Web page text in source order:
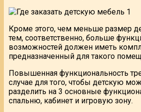
Кроме этого, чем меньше размер
тем, соответственно, больше
возможностей должен иметь
предназначенный для такого
Повышенная функциональность
случае для того, чтобы детскую
разделить на 3 основные
спальню, кабинет и игровую зону.